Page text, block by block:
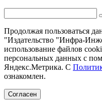
Продолжая пользоваться
"Издательство "Инфра-
использование файлов
персональных данных с
Яндекс.Метрика. С
ознакомлен.
Согласен